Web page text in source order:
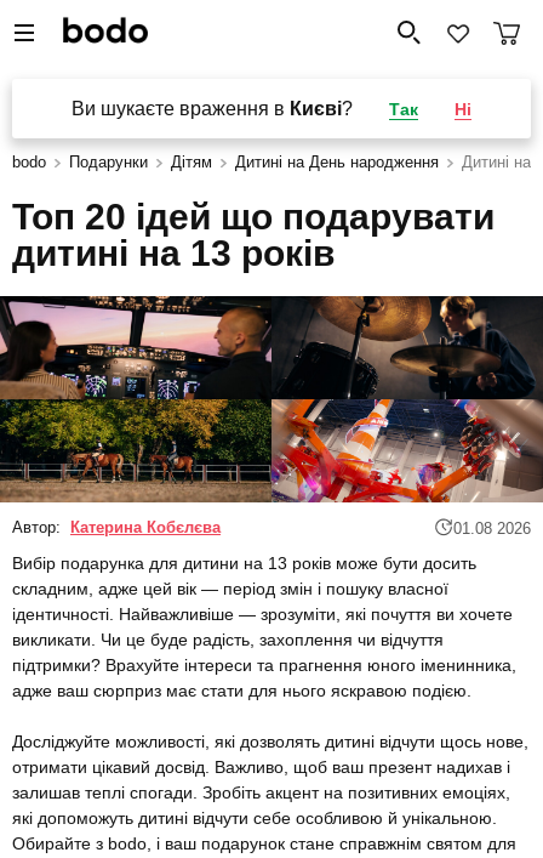
Ви шукаєте враження в Києві? Так Ні
bodo Подарунки Дітям Дитині на День народження Дитині на
Топ 20 ідей що подарувати
дитині на 13 років
Автор: Катерина Кобєлєва 01.08 2026
Вибір подарунка для дитини на 13 років може бути досить
складним, адже цей вік — період змін і пошуку власної
ідентичності. Найважливіше — зрозуміти, які почуття ви хочете
викликати. Чи це буде радість, захоплення чи відчуття
підтримки? Врахуйте інтереси та прагнення юного іменинника,
адже ваш сюрприз має стати для нього яскравою подією.
Досліджуйте можливості, які дозволять дитині відчути щось нове,
отримати цікавий досвід. Важливо, щоб ваш презент надихав і
залишав теплі спогади. Зробіть акцент на позитивних емоціях,
які допоможуть дитині відчути себе особливою й унікальною.
Обирайте з bodo, і ваш подарунок стане справжнім святом для